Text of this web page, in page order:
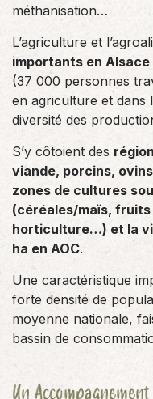
méthanisation…
L’agriculture et
importants en Alsace
(37 000 personnes
en agriculture et dans
diversité des
S’y côtoient des
viande, porcins,
zones de cultures
(céréales/maïs,
horticulture…) et la
ha en AOC.
Une caractéristique
forte densité de
moyenne nationale,
bassin de
Un